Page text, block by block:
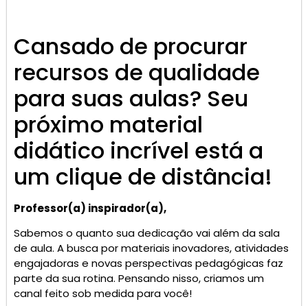
Cansado de procurar
recursos de qualidade
para suas aulas? Seu
próximo material
didático incrível está a
um clique de distância!
Professor(a) inspirador(a),
Sabemos o quanto sua dedicação vai além da sala
de aula. A busca por materiais inovadores, atividades
engajadoras e novas perspectivas pedagógicas faz
parte da sua rotina. Pensando nisso, criamos um
canal feito sob medida para você!